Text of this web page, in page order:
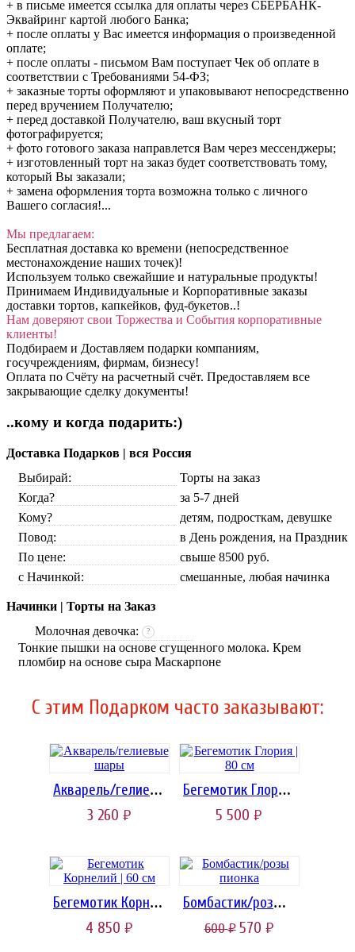
+ в письме имеется ссылка для оплаты через СБЕРБАНК-
Эквайринг картой любого Банка;
+ после оплаты у Вас имеется информация о произведенной
оплате;
+ после оплаты - письмом Вам поступает Чек об оплате в
соответствии с Требованиями 54-ФЗ;
+ заказные торты оформляют и упаковывают непосредственно
перед вручением Получателю;
+ перед доставкой Получателю, ваш вкусный торт
фотографируется;
+ фото готового заказа направлется Вам через мессенджеры;
+ изготовленный торт на заказ будет соответствовать тому,
который Вы заказали;
+ замена оформления торта возможна только с личного
Вашего согласия!...
Мы предлагаем:
Бесплатная доставка ко времени (непосредственное
местонахождение наших точек)!
Используем только свежайшие и натуральные продукты!
Принимаем Индивидуальные и Корпоративные заказы
доставки тортов, капкейков, фуд-букетов..!
Нам доверяют свои Торжества и События корпоративные
клиенты!
Подбираем и Доставляем подарки компаниям,
госучреждениям, фирмам, бизнесу!
Оплата по Счёту на расчетный счёт. Предоставляем все
закрывающие сделку документы!
..кому и когда подарить:)
Доставка Подарков | вся Россия
Выбирай:
Торты на заказ
Когда?
за 5-7 дней
Кому?
детям, подросткам, девушке
Повод:
в День рождения, на Праздник
По цене:
свыше 8500 руб.
с Начинкой:
смешанные, любая начинка
Начинки | Торты на Заказ
Молочная девочка:
?
Тонкие пышки на основе сгущенного молока. Крем
пломбир на основе сыра Маскарпоне
C этим Подарком часто заказывают:
Акварель/гелиевые шары
3 260 руб.
Бегемотик Глория | 80 см
5 500 руб.
Бегемотик Корнелий | 60 см
4 850 руб.
Бомбастик/розы пионка
600руб. 570 руб.